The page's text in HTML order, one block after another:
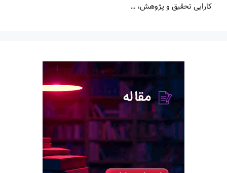
کارایی تحقیق و پژوهش، …